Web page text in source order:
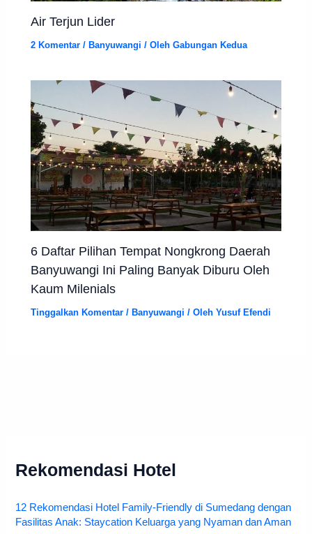
Air Terjun Lider
2 Komentar / Banyuwangi / OlehGabungan Kedua
6 Daftar Pilihan Tempat Nongkrong Daerah
Banyuwangi Ini Paling Banyak Diburu Oleh
Kaum Milenials
Tinggalkan Komentar / Banyuwangi / OlehYusuf Efendi
Rekomendasi Hotel
12 Rekomendasi Hotel Family-Friendly di Sumedang dengan
Fasilitas Anak: Staycation Keluarga yang Nyaman dan Aman